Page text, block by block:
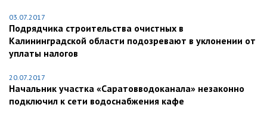
03.07.2017
Подрядчика строительства очистных в
Калининградской области подозревают в уклонении от
уплаты налогов
20.07.2017
Начальник участка «Саратовводоканала» незаконно
подключил к сети водоснабжения кафе